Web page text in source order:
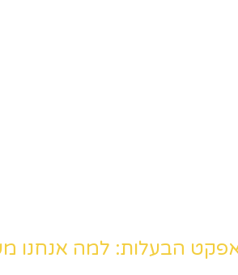
הבעלות: למה אנחנו